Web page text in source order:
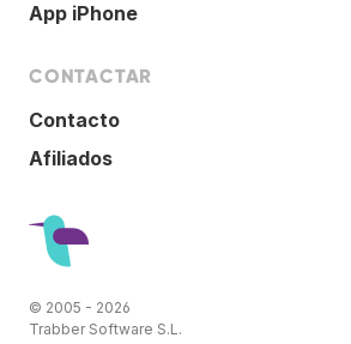
App iPhone
CONTACTAR
Contacto
Afiliados
© 2005 - 2026
Trabber Software S.L.